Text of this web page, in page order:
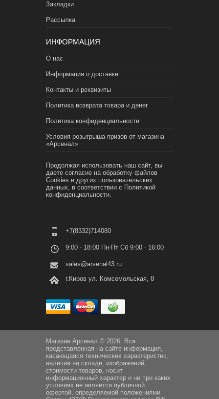
Закладки
Рассылка
ИНФОРМАЦИЯ
О нас
Информация о доставке
Контакты и реквизиты
Политика возврата товара и денег
Политика конфиденциальности
Условия розыгрыша призов от магазина
«Арсенал»
Продолжая использовать наш сайт, вы
даете согласие на обработку файлов
Cookies и других пользовательских
данных, в соответствии с Политикой
конфиденциальности.
+7(8332)714080
9:00 - 18:00 Пн-Пт Сб 9:00 - 16:00
sales@arsenal43.ru
г.Киров ул. Комсомольская, 8
Магазин Арсенал © 2026. Вся
представленная на сайте информация,
касающаяся технических характеристик,
наличия на складе, изображений,
стоимости товаров, носит
информационный характер и ни при каких
условиях не является публичной
офертой, определяемой положениями